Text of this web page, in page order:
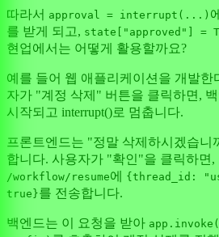
따라서 approval = interrupt(...)
를 받게 되고, state["approved"] =
현업에서는 어떻게 활용할까요?
예를 들어 웹 애플리케이션을 개발한
자가 "계정 삭제" 버튼을 클릭하면,
시작되고 interrupt()로 멈춥니다.
프론트엔드는 "정말 삭제하시겠습니
합니다. 사용자가 "확인"을 클릭하면,
/workflow/resume에
{thread_id:
true}를 전송합니다.
백엔드는 이 요청을 받아